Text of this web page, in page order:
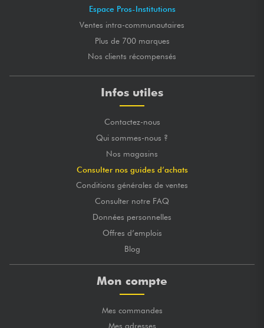
Espace Pros-Institutions
Ventes intra-communautaires
Plus de 700 marques
Nos clients récompensés
Infos utiles
Contactez-nous
Qui sommes-nous ?
Nos magasins
Consulter nos guides d’achats
Conditions générales de ventes
Consulter notre FAQ
Données personnelles
Offres d’emplois
Blog
Mon compte
Mes commandes
Mes adresses